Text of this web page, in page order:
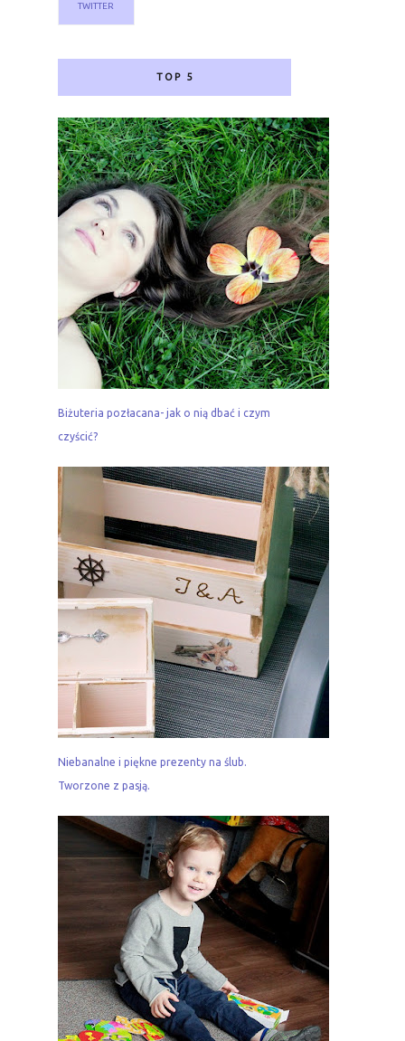
TWITTER
TOP 5
Biżuteria pozłacana- jak o nią dbać i czym
czyścić?
Niebanalne i piękne prezenty na ślub.
Tworzone z pasją.